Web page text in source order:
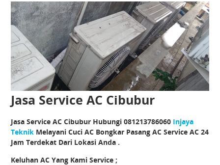
Jasa Service AC Cibubur
Jasa Service AC Cibubur Hubungi 081213786060 Injaya
Teknik Melayani Cuci AC Bongkar Pasang AC Service AC 24
Jam Terdekat Dari Lokasi Anda .
Keluhan AC Yang Kami Service ;